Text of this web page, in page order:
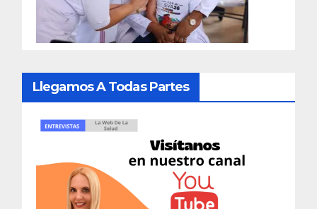
Llegamos A Todas Partes